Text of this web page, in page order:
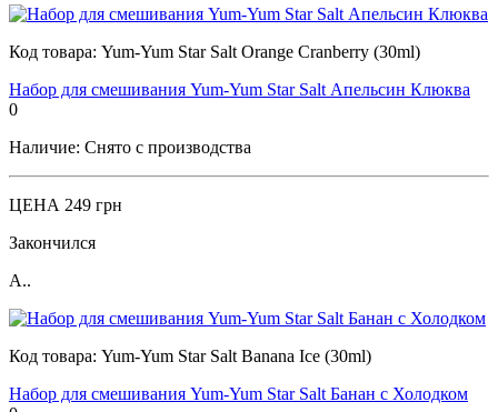
Код товара: Yum-Yum Star Salt Orange Cranberry (30ml)
Набор для смешивания Yum-Yum Star Salt Апельсин Клюква
0
Наличие: Снято с производства
ЦЕНА 249 грн
Закончился
А..
Код товара: Yum-Yum Star Salt Banana Ice (30ml)
Набор для смешивания Yum-Yum Star Salt Банан с Холодком